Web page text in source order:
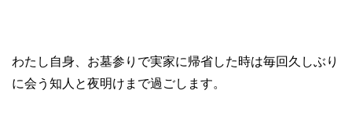
わたし自身、お墓参りで実家に帰省した時は毎回久しぶり
に会う知人と夜明けまで過ごします。